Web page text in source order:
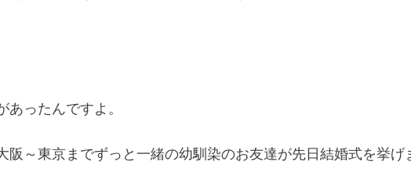
あったんですよ。
阪～東京までずっと一緒の幼馴染のお友達が先日結婚式を挙げ